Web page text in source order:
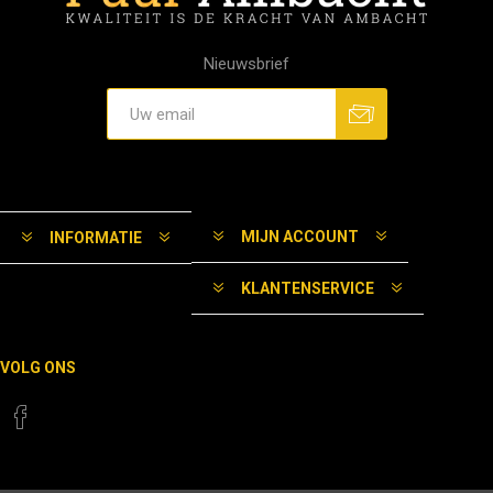
Nieuwsbrief
INFORMATIE MIJN ACCOUNT
KLANTENSERVICE
VOLG ONS